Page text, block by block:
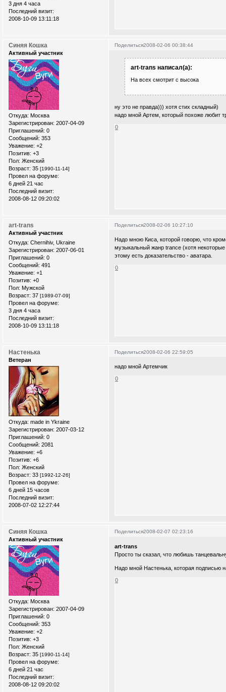
3 дня 4 часа
Последний визит:
2008-10-09 13:11:18
Поделиться2008-02-06 00:38:44
Синяя Кошка
Активный участник
Откуда: Москва
Зарегистрирован: 2007-04-09
Приглашений: 0
Сообщений: 353
Уважение: +2
Позитив: +3
Пол: Женский
Возраст: 35 [1990-11-14]
Провел на форуме:
6 дней 21 час
Последний визит:
2008-08-12 09:20:02
art-trans написал(а):
На всех смотрит с высока
ну это не правда))) хотя стих складный)
надо мной Артем, который похоже любит
0
Поделиться2008-02-06 10:27:10
art-trans
Активный участник
Откуда: Chernihiv, Ukraine
Зарегистрирован: 2007-06-01
Приглашений: 0
Сообщений: 491
Уважение: +1
Позитив: +0
Пол: Мужской
Возраст: 37 [1989-07-09]
Провел на форуме:
3 дня 4 часа
Последний визит:
2008-10-09 13:11:18
Надо мною Киса, которой говорю, что
музыкальный жанр trance (хотя
этому есть доказательство - аватара.
0
Поделиться2008-02-06 22:59:05
Настенька
Ветеран
Откуда: made in Ykraine
Зарегистрирован: 2007-03-12
Приглашений: 0
Сообщений: 2081
Уважение: +6
Позитив: +6
Пол: Женский
Возраст: 33 [1992-12-26]
Провел на форуме:
6 дней 15 часов
Последний визит:
2008-07-02 12:27:44
надо мной Артемчик
0
Поделиться2008-02-07 02:23:16
Синяя Кошка
Активный участник
Откуда: Москва
Зарегистрирован: 2007-04-09
Приглашений: 0
Сообщений: 353
Уважение: +2
Позитив: +3
Пол: Женский
Возраст: 35 [1990-11-14]
Провел на форуме:
6 дней 21 час
Последний визит:
2008-08-12 09:20:02
art-trans
Просто ты сказал, что любишь
Надо мной Настенька, которая подписью
0